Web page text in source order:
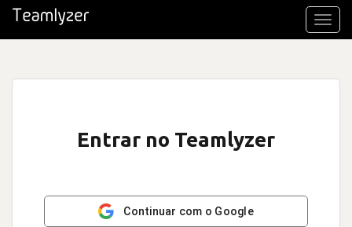
Entrar no Teamlyzer
Continuar com o Google